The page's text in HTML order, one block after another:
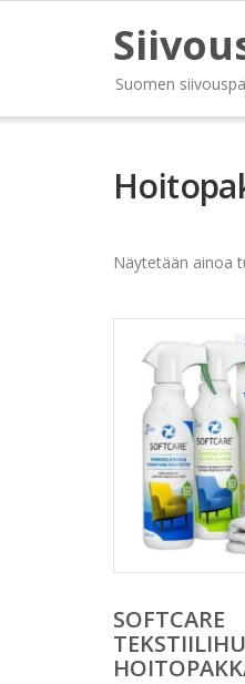
Suomen
Näytetään ainoa
SOFTCARE